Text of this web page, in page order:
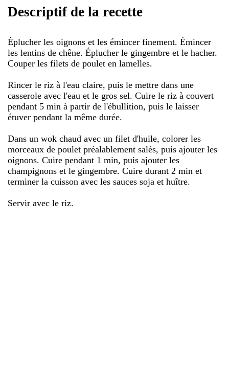
Descriptif de la recette
Éplucher les oignons et les émincer finement. Émincer
les lentins de chêne. Éplucher le gingembre et le hacher.
Couper les filets de poulet en lamelles.
Rincer le riz à l'eau claire, puis le mettre dans une
casserole avec l'eau et le gros sel. Cuire le riz à couvert
pendant 5 min à partir de l'ébullition, puis le laisser
étuver pendant la même durée.
Dans un wok chaud avec un filet d'huile, colorer les
morceaux de poulet préalablement salés, puis ajouter les
oignons. Cuire pendant 1 min, puis ajouter les
champignons et le gingembre. Cuire durant 2 min et
terminer la cuisson avec les sauces soja et huître.
Servir avec le riz.